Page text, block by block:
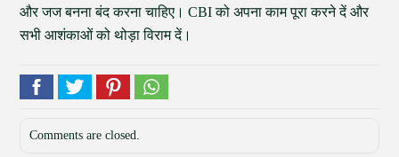
और जज बनना बंद करना चाहिए। CBI को अपना काम पूरा करने दें और
सभी आशंकाओं को थोड़ा विराम दें।
Comments are closed.